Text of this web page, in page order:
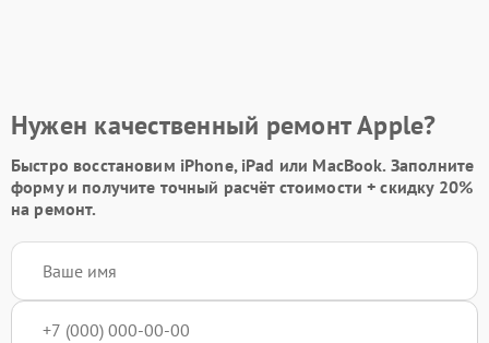
Нужен качественный ремонт Apple?
Быстро восстановим iPhone, iPad или MacBook. Заполните
формуи получите точный расчёт стоимости +скидку 20%
на ремонт.